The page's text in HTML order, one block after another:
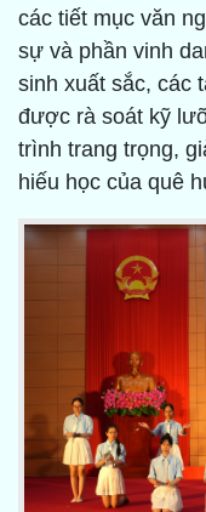
các tiết mục văn
sự và phần vinh
sinh xuất sắc, các
được rà soát kỹ
trình trang trọng,
hiếu học của quê